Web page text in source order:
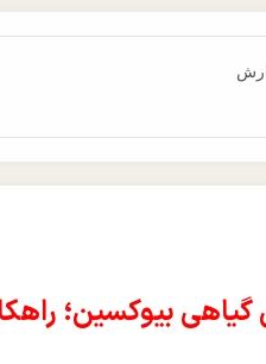
بیوکسین؛